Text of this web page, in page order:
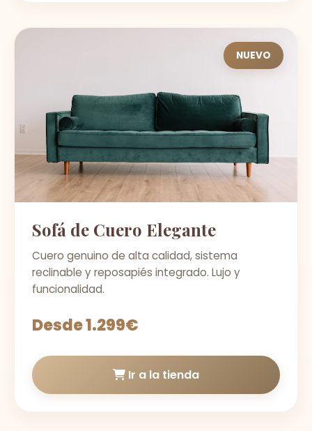
NUEVO
Sofá de Cuero Elegante
Cuero genuino de alta calidad, sistema
reclinable y reposapiés integrado. Lujo y
funcionalidad.
Desde 1.299€
Ir a la tienda